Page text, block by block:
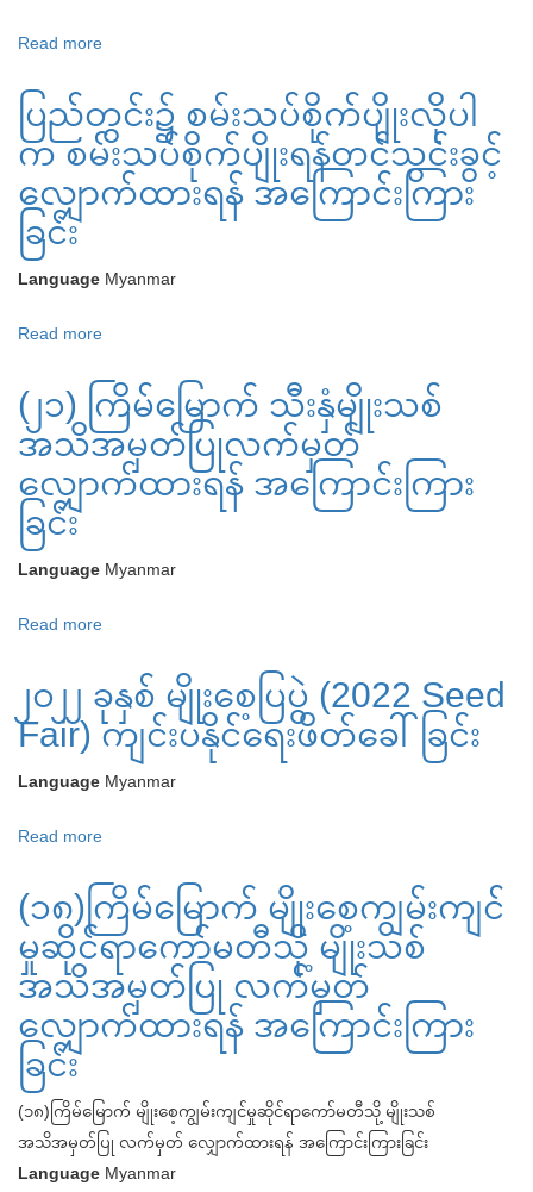
Read more
ပြပွဲ
၂၀၂၂
(Seed
Fair
နေ့)
ပြည်တွင်း၌ စမ်းသပ်စိုက်ပျိုးလိုပါ
က စမ်းသပ်စိုက်ပျိုးရန်တင်သွင်းခွင့်
လျှောက်ထားရန် အကြောင်းကြား
ခြင်း
Language Myanmar
Read more
စမ်းသပ်
စိုက်ပျိုး
လို
ပါက
ရန်
လျှောက်ထား
ရန်
အကြောင်းကြား
ခြင်း
(၂၁) ကြိမ်မြောက် သီးနှံမျိုးသစ်
အသိအမှတ်ပြုလက်မှတ်
လျှောက်ထားရန် အကြောင်းကြား
ခြင်း
Language Myanmar
Read more
ကြိမ်
မြောက်
သီးနှံ
မျိုး
လျှောက်ထား
ရန်
အကြောင်းကြား
ခြင်း
၂၀၂၂ ခုနှစ် မျိုးစေ့ပြပွဲ (2022 Seed
Fair) ကျင်းပနိုင်ရေးဖိတ်ခေါ်ခြင်း
Language Myanmar
Read more
ခု
နှစ်
မျိုးစေ့
ပြပွဲ
(2022
ကျင်းပ
နိုင်
ရေး
(၁၈)ကြိမ်မြောက် မျိုးစေ့ကျွမ်းကျင်
မှုဆိုင်ရာကော်မတီသို့ မျိုးသစ်
အသိအမှတ်ပြု လက်မှတ်
လျှောက်ထားရန် အကြောင်းကြား
ခြင်း
(၁၈)ကြိမ်မြောက် မျိုးစေ့ကျွမ်းကျင်မှုဆိုင်ရာကော်မတီသို့ မျိုးသစ်
အသိအမှတ်ပြု လက်မှတ် လျှောက်ထားရန် အကြောင်းကြားခြင်း
Language Myanmar